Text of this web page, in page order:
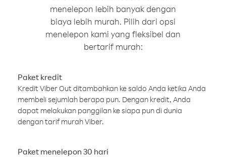
menelepon lebih banyak dengan
biaya lebih murah. Pilih dari opsi
menelepon kami yang fleksibel dan
bertarif murah:
Paket kredit
Kredit Viber Out ditambahkan ke saldo Anda ketika Anda
membeli sejumlah berapa pun. Dengan kredit, Anda
dapat melakukan panggilan ke siapa pun di dunia
dengan tarif murah Viber.
Paket menelepon 30 hari